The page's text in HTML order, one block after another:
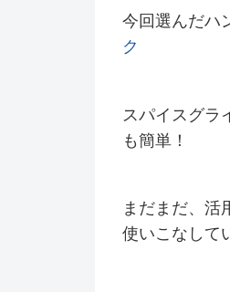
今回選んだハ
ク
スパイスグラ
も簡単！
まだまだ、活
使いこなして